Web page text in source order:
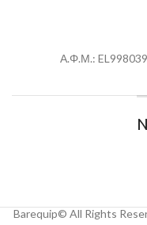
Α.Φ.Μ.:
Barequip© All Rights